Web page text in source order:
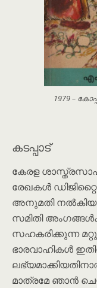
1979 –
കടപ്പാട്
കേരള
രേഖകൾ
അനുമതി നൽകിയ
സമിതി
സഹകരിക്കുന്ന
ഭാരവാഹികൾ
മാത്രമേ ഞാൻ